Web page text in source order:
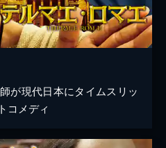
が現代日本にタイムスリッ
コメディ